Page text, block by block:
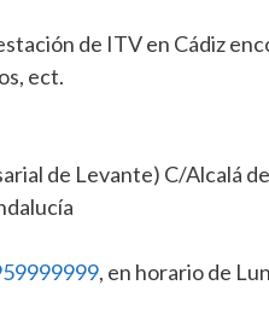
de ITV en Cádiz
ect.
de Levante) C/Alcalá
, en horario de